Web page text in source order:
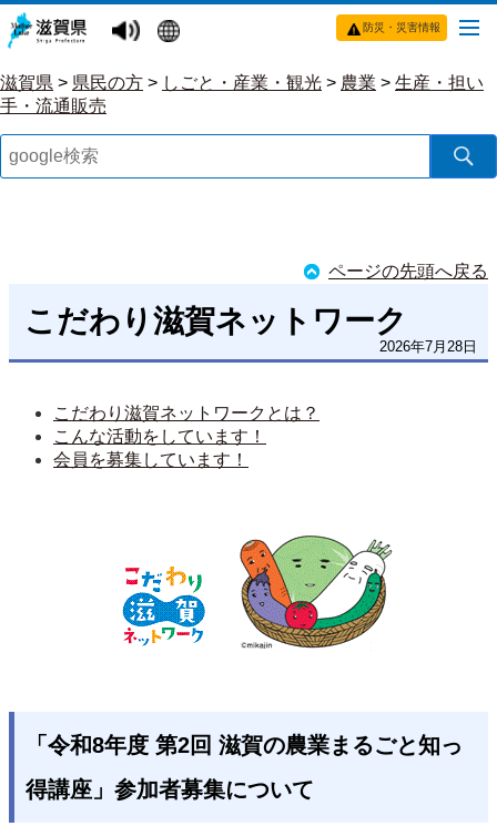
防災・災害情報
滋賀県 > 県民の方 > しごと・産業・観光 > 農業 > 生産・担い
手・流通販売
ページの先頭へ戻る
こだわり滋賀ネットワーク
2026年7月28日
こだわり滋賀ネットワークとは？
こんな活動をしています！
会員を募集しています！
「令和8年度 第2回 滋賀の農業まるごと知っ
得講座」参加者募集について